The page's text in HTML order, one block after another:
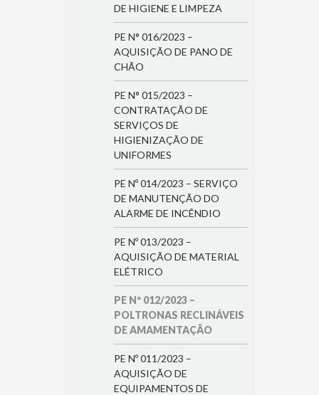
DE HIGIENE E LIMPEZA
PE N° 016/2023 –
AQUISIÇÃO DE PANO DE
CHÃO
PE N° 015/2023 –
CONTRATAÇÃO DE
SERVIÇOS DE
HIGIENIZAÇÃO DE
UNIFORMES
PE Nº 014/2023 – SERVIÇO
DE MANUTENÇÃO DO
ALARME DE INCÊNDIO
PE Nº 013/2023 –
AQUISIÇÃO DE MATERIAL
ELÉTRICO
PE Nº 012/2023 –
POLTRONAS RECLINÁVEIS
DE AMAMENTAÇÃO
PE Nº 011/2023 –
AQUISIÇÃO DE
EQUIPAMENTOS DE